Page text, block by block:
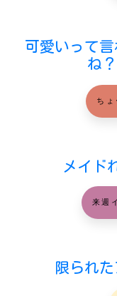
可愛いって
ね
ち
メイド
来週
限られ